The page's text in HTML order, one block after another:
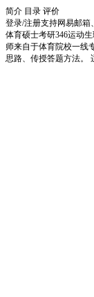
简介 目录 评价
登录/注册支持网易邮箱
体育硕士考研346运动
师来自于体育院校一线
思路、传授答题方法。